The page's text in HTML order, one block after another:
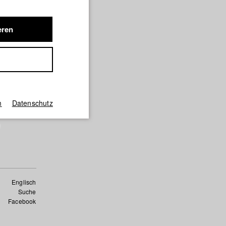
für
Englisch
Suche
Facebook
Datenschutz